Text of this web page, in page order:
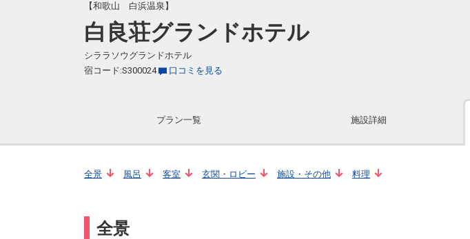
【和歌山 白浜温泉】
白良荘グランドホテル
シララソウグランドホテル
宿コード:S300024
口コミを見る
プラン一覧 施設詳細
全景 風呂 客室 玄関・ロビー 施設・その他 料理
全景